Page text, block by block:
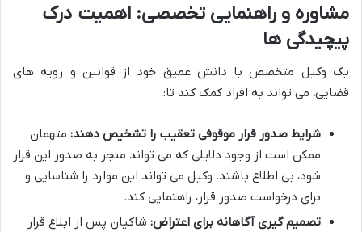
مشاوره و راهنمایی تخصصی: اهمیت درک
پیچیدگی ها
یک وکیل متخصص با دانش عمیق خود از قوانین و رویه های
قضایی، می تواند به افراد کمک کند تا:
شرایط صدور قرار موقوفی تعقیب را تشخیص دهند: متهمان
ممکن است از وجود دلایلی که می تواند منجر به صدور این قرار
شود، بی اطلاع باشند. وکیل می تواند این موارد را شناسایی و
برای درخواست صدور قرار، راهنمایی کند.
تصمیم گیری آگاهانه برای اعتراض: شاکیان پس از ابلاغ قرار